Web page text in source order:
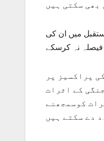
بھی سکتی ہیں
میں ان کی
فیصلہ نہ کرسکے
پراکسیز پر
کے اثرات
کوسمجھنے
دے سکتے ہیں